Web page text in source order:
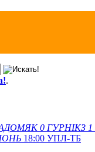
.
0 ГУРНІКЗ 1
18:00 УПЛ-ТБ